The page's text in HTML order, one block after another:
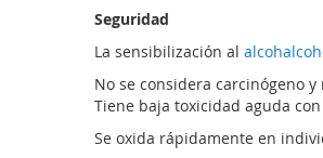
Seguridad
La sensibilización al
No se considera carcinógeno
Tiene baja toxicidad aguda
Se oxida rápidamente en